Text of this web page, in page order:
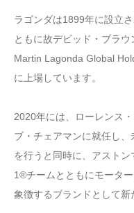
ラゴンダは1899年に設立
ともに故デビッド・ブラ
Martin Lagonda Global
に上場しています。
2020年には、ローレンス
ブ・チェアマンに就任し
を行うと同時に、アスト
1®チームとともにモータ
象徴するブランドとして新